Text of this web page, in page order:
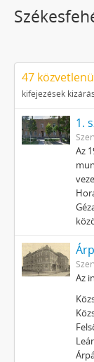
47
kifejezések
Az
Az